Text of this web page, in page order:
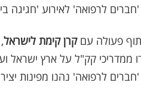
'חברים לרפואה' לאירוע 'חגיגה
פעולה עםקרן קימת לישראל
ממדריכי קק"ל על ארץ ישראל
'חברים לרפואה' נהנו מפינות